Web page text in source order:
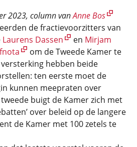
2023, column vanAnne Bos
de fractievoorzitters van
Laurens Dassen en Mirjam
om de Tweede Kamer te
hebben beide
ten eerste moet de
kunnen meepraten over
buigt de Kamer zich met
over beleid op de langere
de Kamer met 100 zetels te